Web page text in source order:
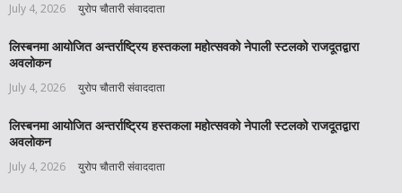
July 4, 2026 युरोप चौतारी संवाददाता
लिस्बनमा आयोजित अन्तर्राष्ट्रिय हस्तकला महोत्सवको नेपाली स्टलको राजदूतद्वारा
अवलोकन
July 4, 2026 युरोप चौतारी संवाददाता
लिस्बनमा आयोजित अन्तर्राष्ट्रिय हस्तकला महोत्सवको नेपाली स्टलको राजदूतद्वारा
अवलोकन
July 4, 2026 युरोप चौतारी संवाददाता